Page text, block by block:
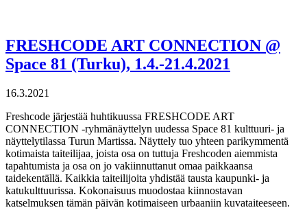
FRESHCODE ART CONNECTION @
Space 81 (Turku), 1.4.-21.4.2021
16.3.2021
Freshcode järjestää huhtikuussa FRESHCODE ART
CONNECTION -ryhmänäyttelyn uudessa Space 81 kulttuuri- ja
näyttelytilassa Turun Martissa. Näyttely tuo yhteen parikymmentä
kotimaista taiteilijaa, joista osa on tuttuja Freshcoden aiemmista
tapahtumista ja osa on jo vakiinnuttanut omaa paikkaansa
taidekentällä. Kaikkia taiteilijoita yhdistää tausta kaupunki- ja
katukulttuurissa. Kokonaisuus muodostaa kiinnostavan
katselmuksen tämän päivän kotimaiseen urbaaniin kuvataiteeseen.